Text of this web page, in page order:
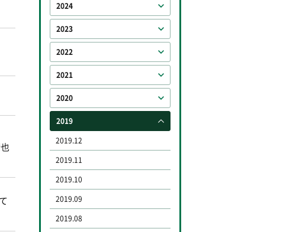
2024
2023
2022
2021
2020
2019
2019.12
2019.11
2019.10
2019.09
2019.08